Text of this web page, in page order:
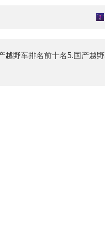
越野车排名前十名5.国产越